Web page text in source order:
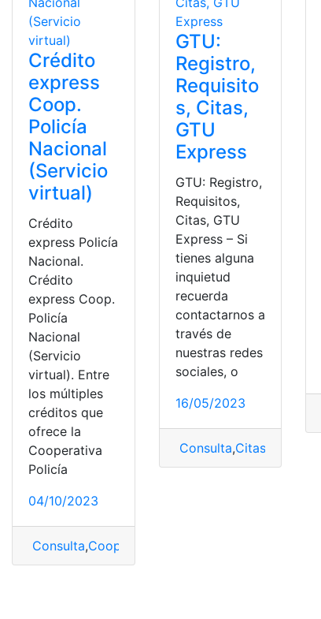
Crédito
express
Coop.
Policía
Nacional
(Servicio
virtual)
Crédito
express Policía
Nacional.
Crédito
express Coop.
Policía
Nacional
(Servicio
virtual). Entre
los múltiples
créditos que
ofrece la
Cooperativa
Policía
04/10/2023
Consulta,Coop. Policía Nacional
GTU:
Registro,
Requisito
s, Citas,
GTU
Express
GTU: Registro,
Requisitos,
Citas, GTU
Express – Si
tienes alguna
inquietud
recuerda
contactarnos a
través de
nuestras redes
sociales, o
16/05/2023
Consulta,Citas